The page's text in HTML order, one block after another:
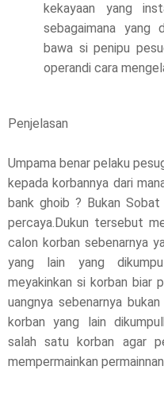
kekayaan yang
sebagaimana yang
bawa si penipu
operandi cara
Penjelasan
Umpama benar pelaku
kepada korbannya dari
bank ghoib ? Bukan
percaya.Dukun tersebut
calon korban sebenarnya
yang lain yang
meyakinkan si korban biar
uangnya sebenarnya
korban yang lain
salah satu korban agar
mempermainkan